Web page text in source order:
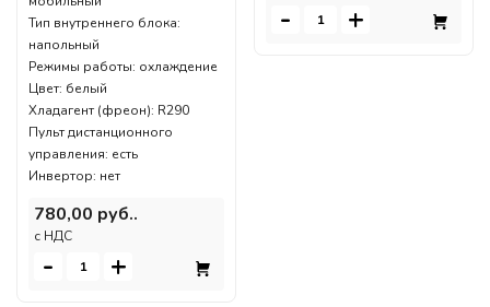
Тип внутреннего блока:
напольный
Режимы работы: охлаждение
Цвет: белый
Хладагент (фреон): R290
Пульт дистанционного
управления: есть
Инвертор: нет
780,00 руб..
c НДС
- +
- +